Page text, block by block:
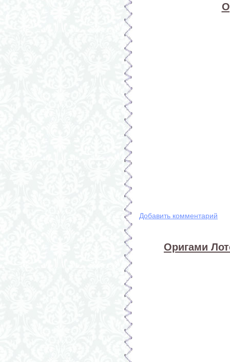
Добавить комментарий
Оригами